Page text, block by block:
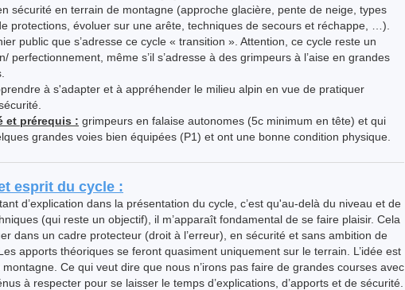
sécurité en terrain de montagne (approche glacière, pente de neige, types
protections, évoluer sur une arête, techniques de secours et réchappe, …).
public que s’adresse ce cycle « transition ». Attention, ce cycle reste un
perfectionnement, même s’il s’adresse à des grimpeurs à l’aise en grandes
à s'adapter et à appréhender le milieu alpin en vue de pratiquer
et prérequis : grimpeurs en falaise autonomes (5c minimum en tête) et qui
grandes voies bien équipées (P1) et ont une bonne condition physique.
esprit du cycle :
d’explication dans la présentation du cycle, c’est qu'au-delà du niveau et de
(qui reste un objectif), il m’apparaît fondamental de se faire plaisir. Cela
dans un cadre protecteur (droit à l’erreur), en sécurité et sans ambition de
apports théoriques se feront quasiment uniquement sur le terrain. L’idée est
Ce qui veut dire que nous n’irons pas faire de grandes courses avec
à respecter pour se laisser le temps d’explications, d’apports et de sécurité.